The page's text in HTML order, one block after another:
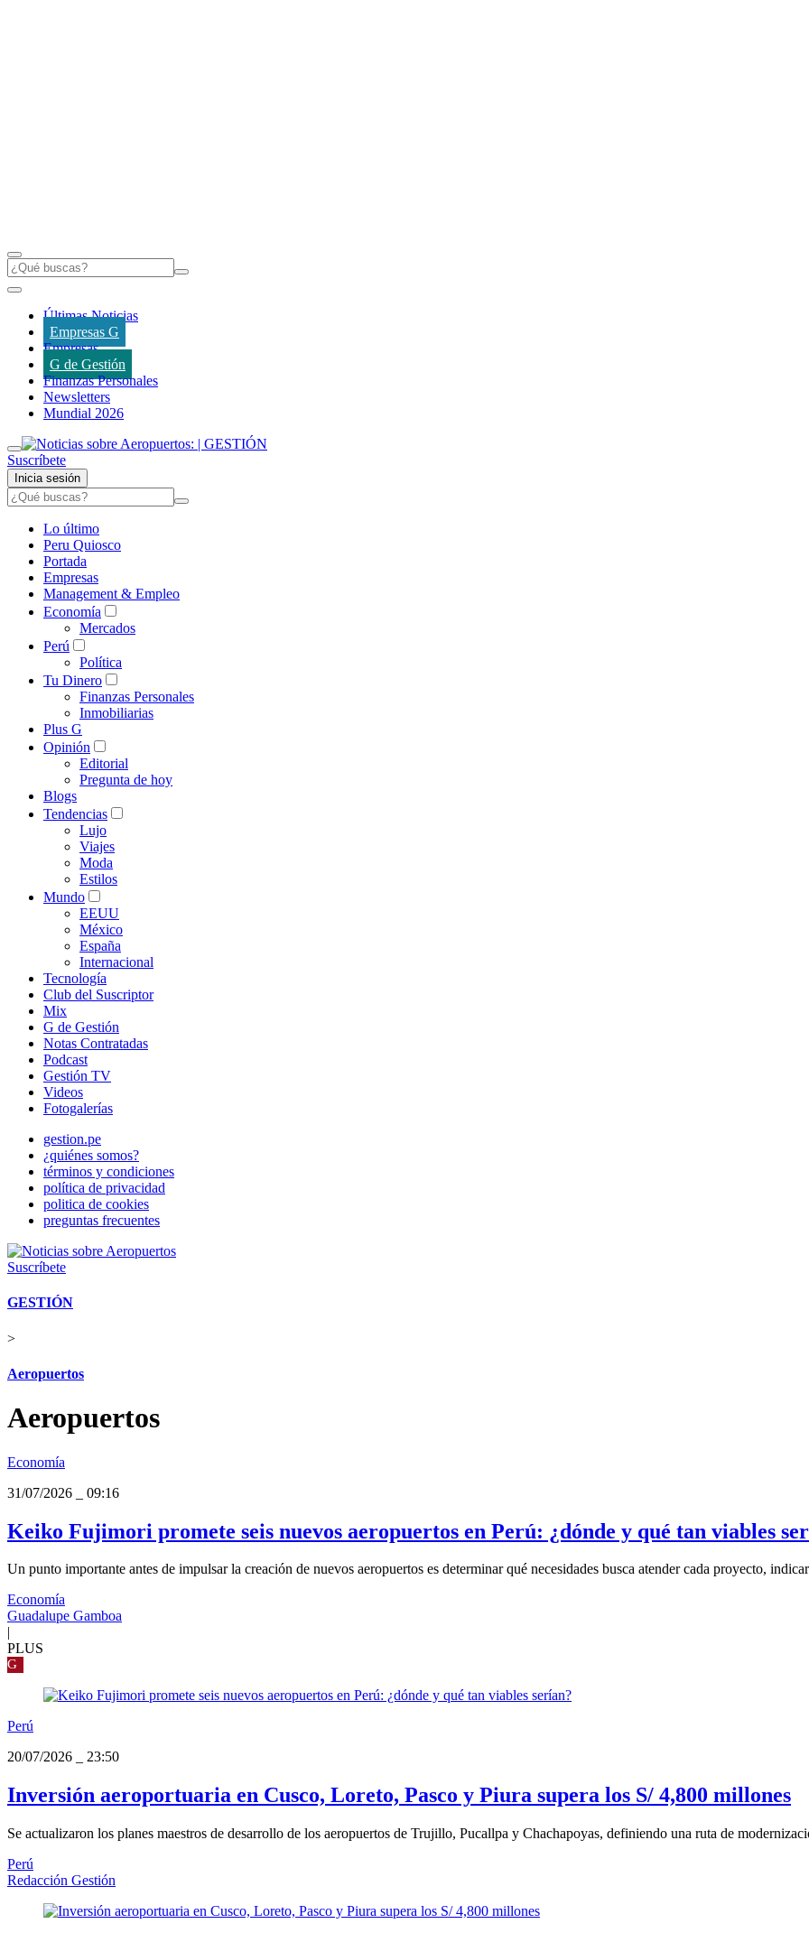
Últimas Noticias
Empresas G
Empresas
G de Gestión
Finanzas Personales
Newsletters
Mundial 2026
Suscríbete
Inicia sesión
Lo último
Peru Quiosco
Portada
Empresas
Management & Empleo
Economía
Mercados
Perú
Política
Tu Dinero
Finanzas Personales
Inmobiliarias
Plus G
Opinión
Editorial
Pregunta de hoy
Blogs
Tendencias
Lujo
Viajes
Moda
Estilos
Mundo
EEUU
México
España
Internacional
Tecnología
Club del Suscriptor
Mix
G de Gestión
Notas Contratadas
Podcast
Gestión TV
Videos
Fotogalerías
gestion.pe
¿quiénes somos?
términos y condiciones
política de privacidad
politica de cookies
preguntas frecuentes
Suscríbete
GESTIÓN
>
Aeropuertos
Aeropuertos
Economía
31/07/2026
09:16
Keiko Fujimori promete seis nuevos aeropuertos en Perú: ¿dónde y qué tan viables
Un punto importante antes de impulsar la creación de nuevos aeropuertos es determinar qué necesidades busca atender cada proyecto,
Economía
Guadalupe Gamboa
PLUS
G
Perú
20/07/2026
23:50
Inversión aeroportuaria en Cusco, Loreto, Pasco y Piura supera los S/ 4,800 millones
Se actualizaron los planes maestros de desarrollo de los aeropuertos de Trujillo, Pucallpa y Chachapoyas, definiendo una ruta de
Perú
Redacción Gestión